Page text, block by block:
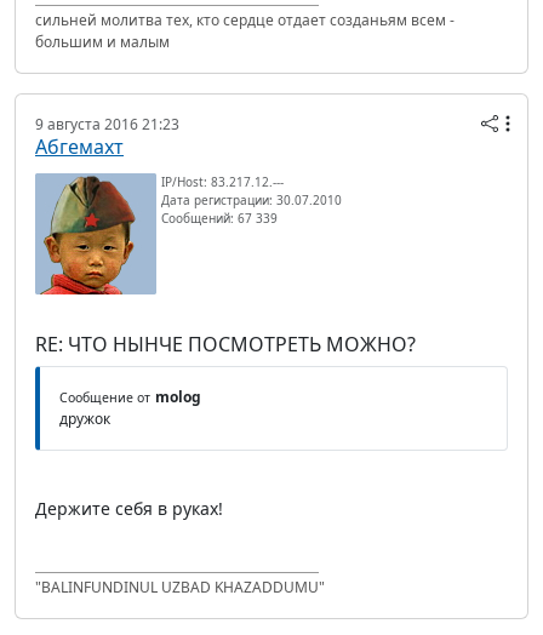
сильней молитва тех, кто сердце отдает созданьям всем -
большим и малым
9 августа 2016 21:23
Абгемахт
IP/Host: 83.217.12.---
Дата регистрации: 30.07.2010
Сообщений: 67 339
RE: ЧТО НЫНЧЕ ПОСМОТРЕТЬ МОЖНО?
Сообщение от molog
дружок
Держите себя в руках!
"BALINFUNDINUL UZBAD KHAZADDUMU"